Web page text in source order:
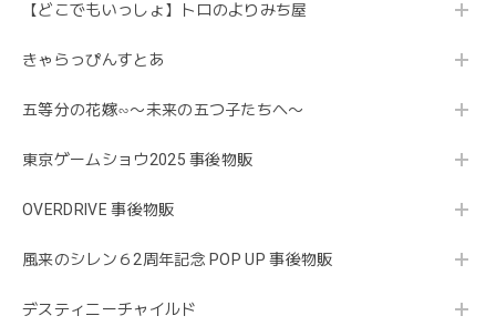
【どこでもいっしょ】トロのよりみち屋
きゃらっぴんすとあ
五等分の花嫁∽〜未来の五つ子たちへ〜
東京ゲームショウ2025 事後物販
OVERDRIVE 事後物販
風来のシレン６2周年記念 POP UP 事後物販
デスティニーチャイルド